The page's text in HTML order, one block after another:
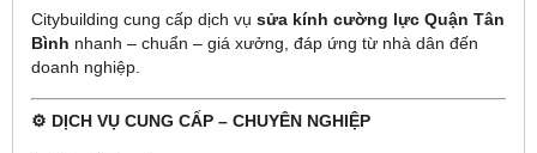
Citybuilding cung cấp dịch vụ sửa kính cường lực Quận Tân
Bình nhanh – chuẩn – giá xưởng, đáp ứng từ nhà dân đến
doanh nghiệp.
⚙️ DỊCH VỤ CUNG CẤP – CHUYÊN NGHIỆP